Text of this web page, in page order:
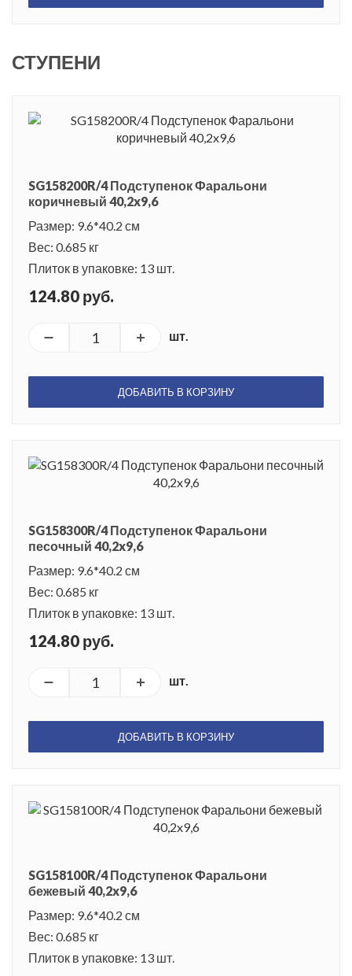
СТУПЕНИ
SG158200R/4 Подступенок Фаральони
коричневый 40,2x9,6
Размер: 9.6*40.2 см
Вес: 0.685 кг
Плиток в упаковке: 13 шт.
124.80 руб.
шт.
ДОБАВИТЬ В КОРЗИНУ
SG158300R/4 Подступенок Фаральони
песочный 40,2x9,6
Размер: 9.6*40.2 см
Вес: 0.685 кг
Плиток в упаковке: 13 шт.
124.80 руб.
шт.
ДОБАВИТЬ В КОРЗИНУ
SG158100R/4 Подступенок Фаральони
бежевый 40,2x9,6
Размер: 9.6*40.2 см
Вес: 0.685 кг
Плиток в упаковке: 13 шт.